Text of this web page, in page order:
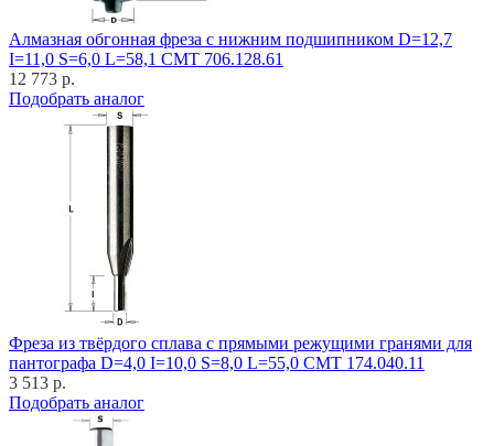
Алмазная обгонная фреза с нижним подшипником D=12,7
I=11,0 S=6,0 L=58,1 CMT 706.128.61
12 773 р.
Подобрать аналог
Фреза из твёрдого сплава с прямыми режущими гранями для
пантографа D=4,0 I=10,0 S=8,0 L=55,0 CMT 174.040.11
3 513 р.
Подобрать аналог